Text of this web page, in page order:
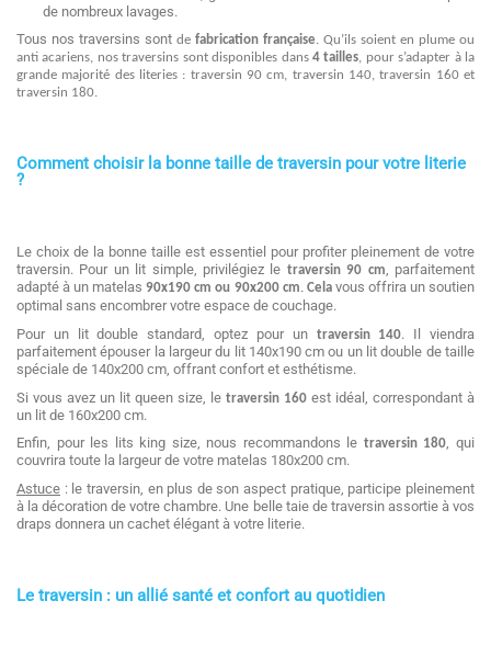
de nombreux lavages.
Tous nos traversins sont de fabrication française. Qu’ils soient en plume ou
anti acariens, nos traversins sont disponibles dans 4 tailles, pour s’adapter à la
grande majorité des literies : traversin 90 cm, traversin 140, traversin 160 et
traversin 180.
Comment choisir la bonne taille de traversin pour votre literie
?
Le choix de la bonne taille est essentiel pour profiter pleinement de votre
traversin. Pour un lit simple, privilégiez le traversin 90 cm, parfaitement
adapté à un matelas90x190 cmou 90x200 cm. Celavous offrira un soutien
optimal sans encombrer votre espace de couchage.
Pour un lit double standard, optez pour un
traversin 140. Il viendra
parfaitement épouser la largeur du lit 140x190 cmou un lit double de taille
spéciale de 140x200 cm, offrant confort et esthétisme.
Si vous avez un lit queen size, le traversin 160 est idéal, correspondant à
un lit de 160x200 cm.
Enfin, pour les lits king size, nous recommandons le traversin 180, qui
couvrira toute la largeur de votre matelas 180x200 cm.
Astuce : le traversin, en plus de son aspect pratique, participe pleinement
à la décoration de votre chambre. Une belle taie de traversin assortie à vos
draps donnera un cachet élégant à votre literie.
Le traversin : un allié santé et confort au quotidien